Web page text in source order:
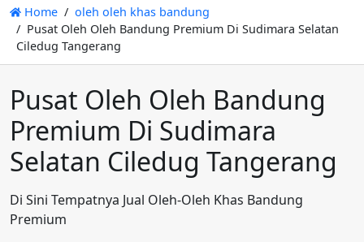
Home
oleh oleh khas bandung
Pusat Oleh Oleh Bandung Premium Di Sudimara Selatan
Ciledug Tangerang
Pusat Oleh Oleh Bandung
Premium Di Sudimara
Selatan Ciledug Tangerang
Di Sini Tempatnya Jual Oleh-Oleh Khas Bandung
Premium